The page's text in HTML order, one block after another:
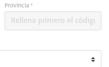
Provincia *